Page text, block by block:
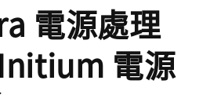
電源處理
電源